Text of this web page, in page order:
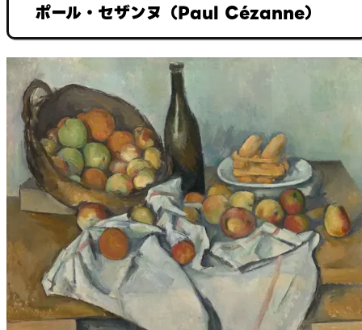
ポール・セザンヌ（Paul Cézanne）